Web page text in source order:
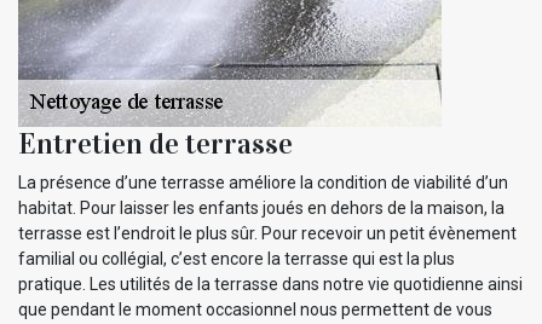
Entretien de terrasse
La présence d’une terrasse améliore la condition de viabilité d’un
habitat. Pour laisser les enfants joués en dehors de la maison, la
terrasse est l’endroit le plus sûr. Pour recevoir un petit évènement
familial ou collégial, c’est encore la terrasse qui est la plus
pratique. Les utilités de la terrasse dans notre vie quotidienne ainsi
que pendant le moment occasionnel nous permettent de vous